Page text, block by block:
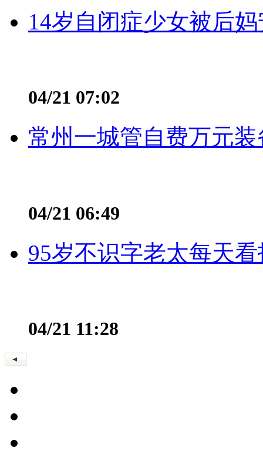
14岁自闭症少女被后
04/21 07:02
常州一城管自费万元
04/21 06:49
95岁不识字老太每天
04/21 11:28